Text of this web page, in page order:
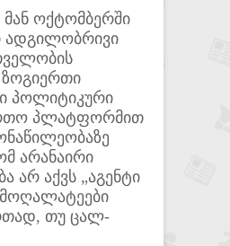
ოქტომბერში
ადგილობრივი
ზოგიერთი
პოლიტიკური
პლატფორმით
არანაირი
არ აქვს „აგენტი
მოღალატეები
თუ ცალ-